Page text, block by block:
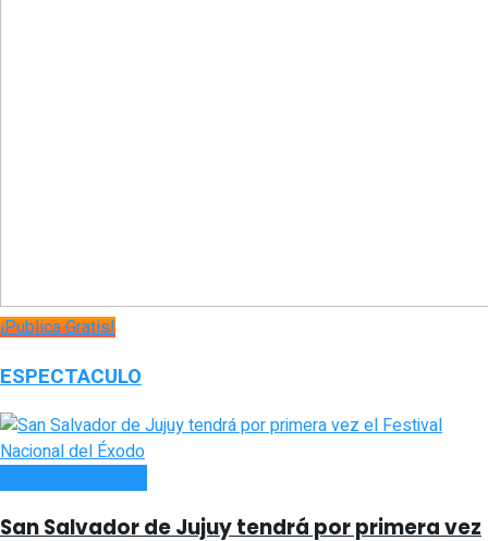
¡Publica Gratis!
ESPECTACULO
San Salvador de Jujuy tendrá por primera vez